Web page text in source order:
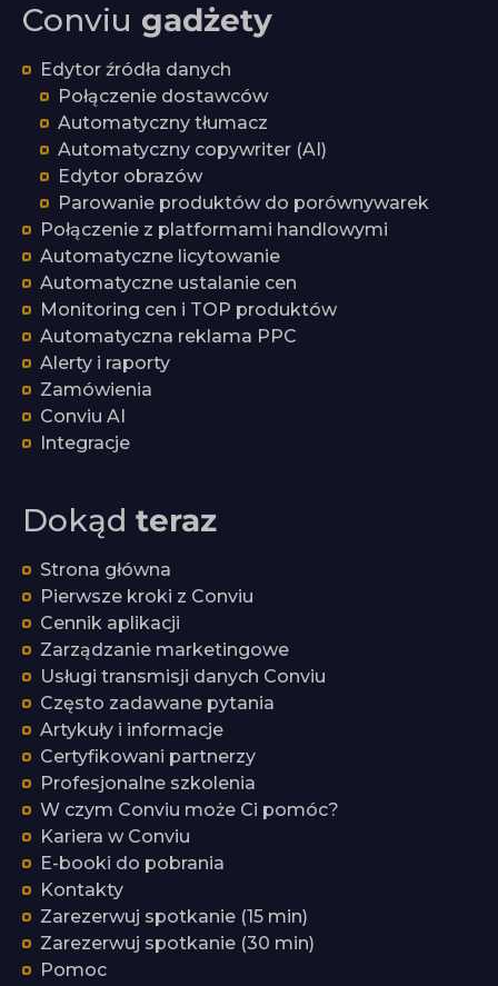
Conviu gadżety
Edytor źródła danych
Połączenie dostawców
Automatyczny tłumacz
Automatyczny copywriter (AI)
Edytor obrazów
Parowanie produktów do porównywarek
Połączenie z platformami handlowymi
Automatyczne licytowanie
Automatyczne ustalanie cen
Monitoring cen i TOP produktów
Automatyczna reklama PPC
Alerty i raporty
Zamówienia
Conviu AI
Integracje
Dokąd teraz
Strona główna
Pierwsze kroki z Conviu
Cennik aplikacji
Zarządzanie marketingowe
Usługi transmisji danych Conviu
Często zadawane pytania
Artykuły i informacje
Certyfikowani partnerzy
Profesjonalne szkolenia
W czym Conviu może Ci pomóc?
Kariera w Conviu
E-booki do pobrania
Kontakty
Zarezerwuj spotkanie (15 min)
Zarezerwuj spotkanie (30 min)
Pomoc